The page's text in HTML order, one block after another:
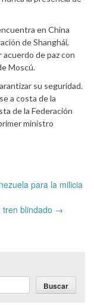
en China
de Shanghái,
de paz con
Moscú.
su seguridad.
a costa de la
de la Federación
ministro
para la milicia
blindado →
Buscar